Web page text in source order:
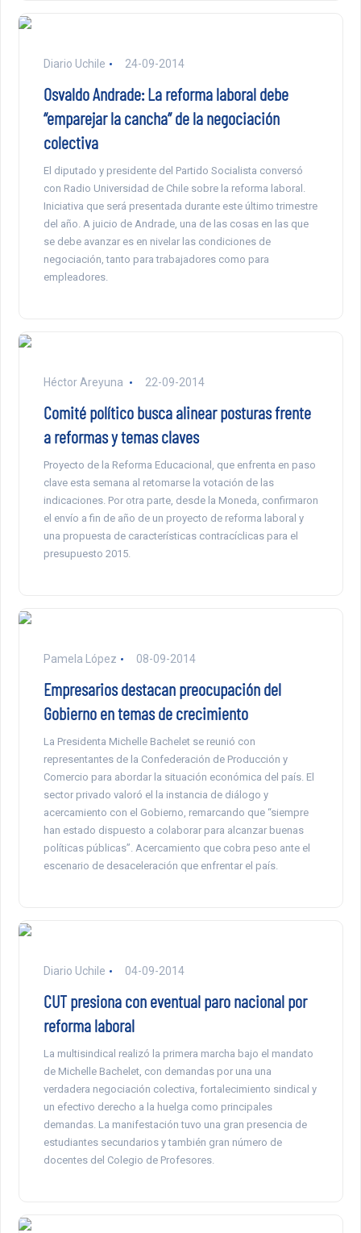
Diario Uchile 24-09-2014
Osvaldo Andrade: La reforma laboral debe
“emparejar la cancha” de la negociación
colectiva
El diputado y presidente del Partido Socialista conversó
con Radio Universidad de Chile sobre la reforma laboral.
Iniciativa que será presentada durante este último trimestre
del año. A juicio de Andrade, una de las cosas en las que
se debe avanzar es en nivelar las condiciones de
negociación, tanto para trabajadores como para
empleadores.
Héctor Areyuna 22-09-2014
Comité político busca alinear posturas frente
a reformas y temas claves
Proyecto de la Reforma Educacional, que enfrenta en paso
clave esta semana al retomarse la votación de las
indicaciones. Por otra parte, desde la Moneda, confirmaron
el envío a fin de año de un proyecto de reforma laboral y
una propuesta de características contracíclicas para el
presupuesto 2015.
Pamela López 08-09-2014
Empresarios destacan preocupación del
Gobierno en temas de crecimiento
La Presidenta Michelle Bachelet se reunió con
representantes de la Confederación de Producción y
Comercio para abordar la situación económica del país. El
sector privado valoró el la instancia de diálogo y
acercamiento con el Gobierno, remarcando que “siempre
han estado dispuesto a colaborar para alcanzar buenas
políticas públicas”. Acercamiento que cobra peso ante el
escenario de desaceleración que enfrentar el país.
Diario Uchile 04-09-2014
CUT presiona con eventual paro nacional por
reforma laboral
La multisindical realizó la primera marcha bajo el mandato
de Michelle Bachelet, con demandas por una una
verdadera negociación colectiva, fortalecimiento sindical y
un efectivo derecho a la huelga como principales
demandas. La manifestación tuvo una gran presencia de
estudiantes secundarios y también gran número de
docentes del Colegio de Profesores.